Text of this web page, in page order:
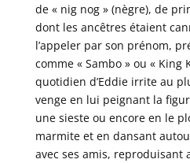
de « nig nog » (nègre), de
dont les ancêtres étaient
l’appeler par son prénom,
comme « Sambo » ou « King
quotidien d’Eddie irrite au
venge en lui peignant la
une sieste ou encore en le
marmite et en dansant
avec ses amis, reproduisant